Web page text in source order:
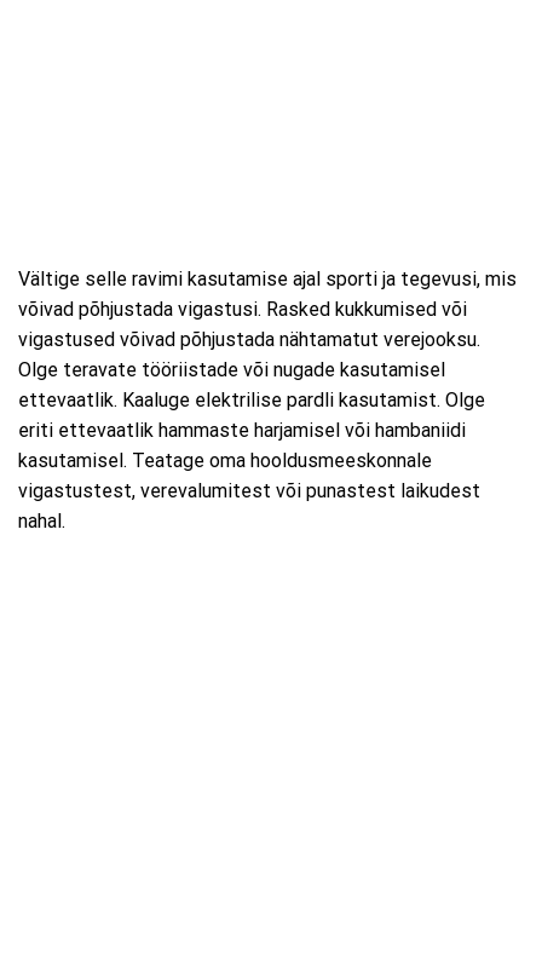
Vältige selle ravimi kasutamise ajal sporti ja tegevusi, mis
võivad põhjustada vigastusi. Rasked kukkumised või
vigastused võivad põhjustada nähtamatut verejooksu.
Olge teravate tööriistade või nugade kasutamisel
ettevaatlik. Kaaluge elektrilise pardli kasutamist. Olge
eriti ettevaatlik hammaste harjamisel või hambaniidi
kasutamisel. Teatage oma hooldusmeeskonnale
vigastustest, verevalumitest või punastest laikudest
nahal.